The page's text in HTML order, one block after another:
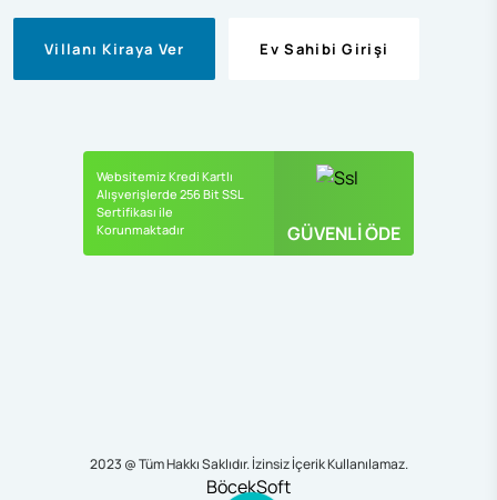
Villanı Kiraya Ver Ev Sahibi Girişi
Websitemiz Kredi Kartlı
Alışverişlerde 256 Bit SSL
Sertifikası ile
Korunmaktadır
GÜVENLİ ÖDE
2023 @ Tüm Hakkı Saklıdır. İzinsiz İçerik Kullanılamaz.
BöcekSoft